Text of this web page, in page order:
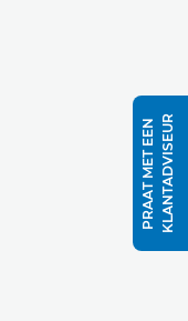
P
R
A
A
T
M
E
T
E
E
N
K
L
A
N
T
A
D
V
I
S
E
UR